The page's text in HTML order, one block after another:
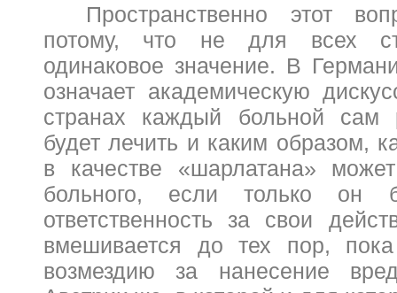
Пространственно этот
потому, что не для всех
одинаковое значение. В
означает академическую
странах каждый больной сам
будет лечить и каким образом,
в качестве «шарлатана»
больного, если только он
ответственность за свои
вмешивается до тех пор,
возмездию за нанесение